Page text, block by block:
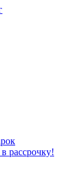
рассрочку!